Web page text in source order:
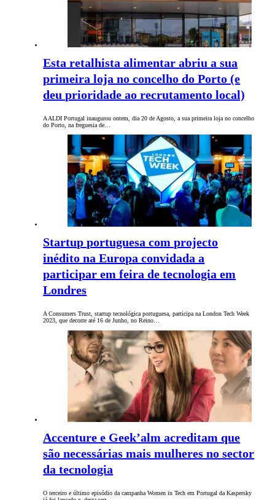
Esta retalhista alimentar abriu a sua
primeira loja no concelho do Porto (e
deu prioridade ao recrutamento local)
A ALDI Portugal inaugurou ontem, dia 20 de Agosto, a sua primeira loja no concelho
do Porto, na freguesia de…
Startup portuguesa com projecto
inédito na Europa convidada a
participar em feira de tecnologia em
Londres
A Consumers Trust, startup tecnológica portuguesa, participa na London Tech Week
2023, que decorre até 16 de Junho, no Reino…
Accenture e Geek’alm acreditam que
são necessárias mais mulheres no sector
da tecnologia
O terceiro e último episódio da campanha Women in Tech em Portugal da Kaspersky